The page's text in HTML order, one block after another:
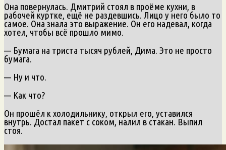
Она повернулась. Дмитрий стоял в проёме кухни, в
рабочей куртке, ещё не раздевшись. Лицо у него было то
самое. Она знала это выражение. Он его надевал, когда
хотел, чтобы всё прошло мимо.
— Бумага на триста тысяч рублей, Дима. Это не просто
бумага.
— Ну и что.
— Как что?
Он прошёл к холодильнику, открыл его, уставился
внутрь. Достал пакет с соком, налил в стакан. Выпил
стоя.